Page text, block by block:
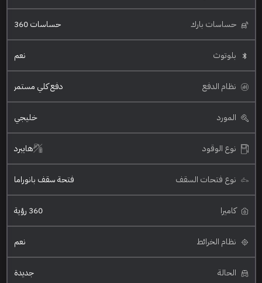
حساسات بارك حساسات 360
بلوتوث نعم
نظام الدفع دفع كلي مستمر
المورد خليجي
نوع الوقود هايبرد
نوع فتحات السقف فتحة سقف بانوراما
كاميرا 360 رؤية
نظام الخرائط نعم
الحالة جديدة